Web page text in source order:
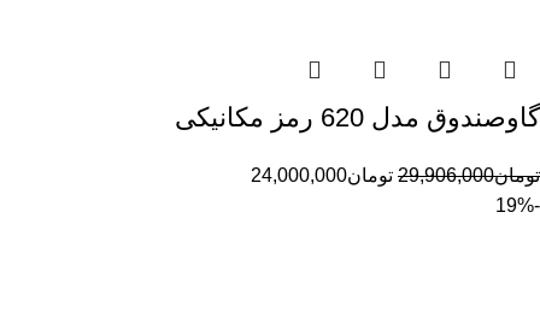
گاوصندوق مدل 620 رمز مکانیکی
تومان29,906,000 تومان24,000,000
-19%